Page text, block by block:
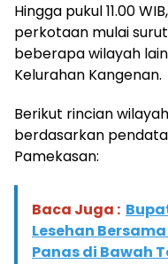
Hingga pukul 11.00
perkotaan mulai
beberapa wilayah
Kelurahan Kangenan.
Berikut rincian
berdasarkan
Pamekasan:
Baca Juga :
Lesehan
Panas di Bawah